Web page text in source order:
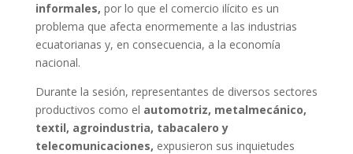
informales, por lo que el comercio ilícito es un
problema que afecta enormemente a las industrias
ecuatorianas y, en consecuencia, a la economía
nacional.
Durante la sesión, representantes de diversos sectores
productivos como el automotriz, metalmecánico,
textil, agroindustria, tabacalero y
telecomunicaciones, expusieron sus inquietudes